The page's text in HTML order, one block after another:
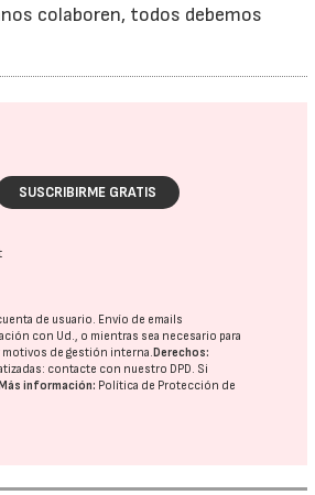
colaboren, todos debemos
SUSCRIBIRME GRATIS
de usuario. Envío de emails
con Ud., o mientras sea necesario para
motivos de gestión interna. Derechos:
contacte con nuestro DPD. Si
Más información: Política de Protección de